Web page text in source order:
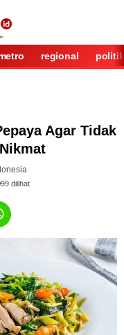
regional politik
Agar Tidak
99dilihat